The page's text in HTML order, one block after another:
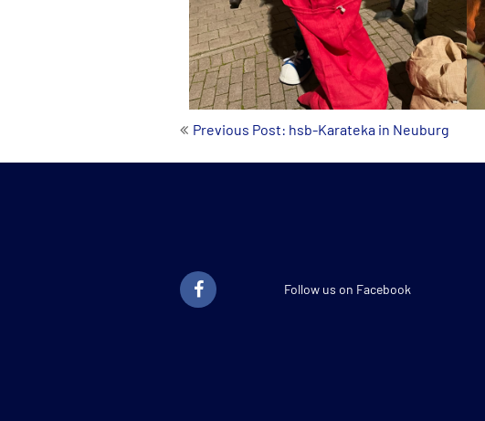
Beitrags-
Navigation
Previous Post: hsb-Karateka in Neuburg
Follow us on Facebook